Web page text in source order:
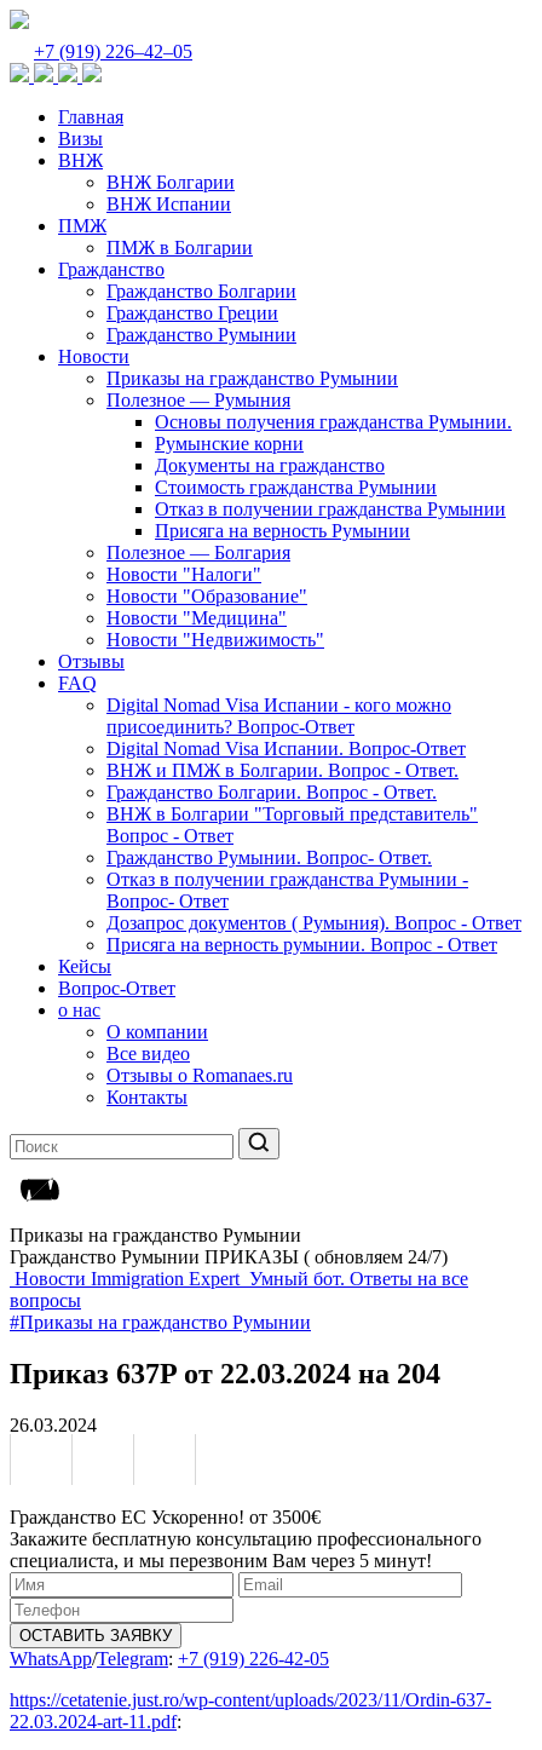
+7 (919) 226‒42‒05
Главная
Визы
ВНЖ
ВНЖ Болгарии
ВНЖ Испании
ПМЖ
ПМЖ в Болгарии
Гражданство
Гражданство Болгарии
Гражданство Греции
Гражданство Румынии
Новости
Приказы на гражданство Румынии
Полезное — Румыния
Основы получения гражданства Румынии.
Румынские корни
Документы на гражданство
Стоимость гражданства Румынии
Отказ в получении гражданства Румынии
Присяга на верность Румынии
Полезное — Болгария
Новости "Налоги"
Новости "Образование"
Новости "Медицина"
Новости "Недвижимость"
Отзывы
FAQ
Digital Nomad Visa Испании - кого можно
присоединить? Вопрос-Ответ
Digital Nomad Visa Испании. Вопрос-Ответ
ВНЖ и ПМЖ в Болгарии. Вопрос - Ответ.
Гражданство Болгарии. Вопрос - Ответ.
ВНЖ в Болгарии "Торговый представитель"
Вопрос - Ответ
Гражданство Румынии. Вопрос- Ответ.
Отказ в получении гражданства Румынии -
Вопрос- Ответ
Дозапрос документов ( Румыния). Вопрос - Ответ
Присяга на верность румынии. Вопрос - Ответ
Кейсы
Вопрос-Ответ
о нас
О компании
Все видео
Отзывы о Romanaes.ru
Контакты
Приказы на гражданство Румынии
Гражданство Румынии ПРИКАЗЫ ( обновляем 24/7)
Новости Immigration Expert Умный бот. Ответы на все
вопросы
#Приказы на гражданство Румынии
Приказ 637P от 22.03.2024 на 204
26.03.2024
Гражданство ЕС Ускоренно! от 3500€
Закажите бесплатную консультацию профессионального
специалиста, и мы перезвоним Вам через 5 минут!
ОСТАВИТЬ ЗАЯВКУ
WhatsApp/Telegram: +7 (919) 226-42-05
https://cetatenie.just.ro/wp-content/uploads/2023/11/Ordin-637-
22.03.2024-art-11.pdf: